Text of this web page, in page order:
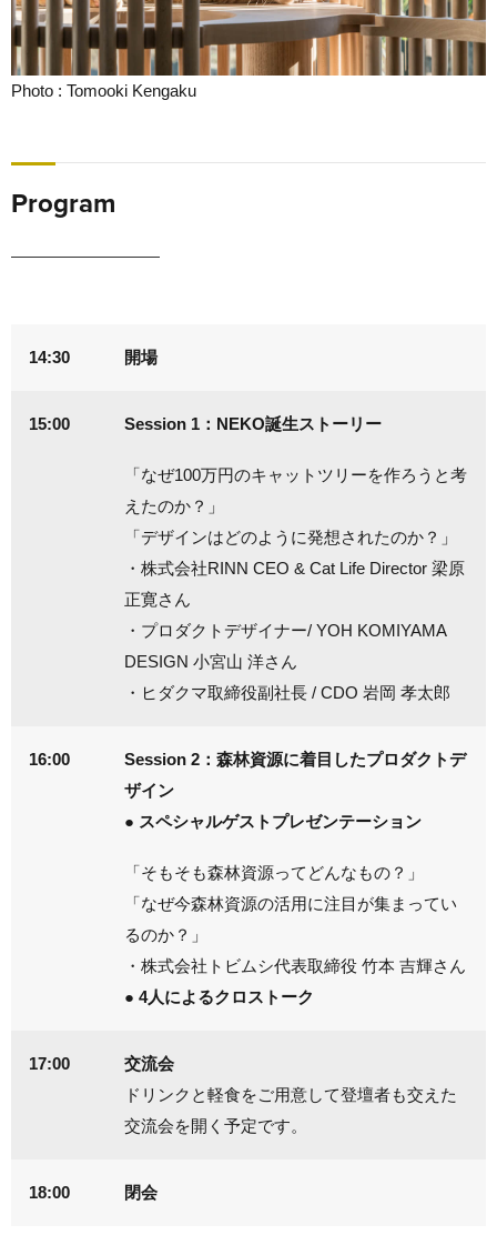
Photo : Tomooki Kengaku
Program
14:30 開場
15:00 Session 1：NEKO誕生ストーリー
「なぜ100万円のキャットツリーを作ろうと考
えたのか？」
「デザインはどのように発想されたのか？」
・株式会社RINN CEO & Cat Life Director 梁原
正寛さん
・プロダクトデザイナー/ YOH KOMIYAMA
DESIGN 小宮山 洋さん
・ヒダクマ取締役副社長 / CDO 岩岡 孝太郎
16:00
Session 2：森林資源に着目したプロダクトデ
ザイン
● スペシャルゲストプレゼンテーション
「そもそも森林資源ってどんなもの？」
「なぜ今森林資源の活用に注目が集まってい
るのか？」
・株式会社トビムシ代表取締役 竹本 吉輝さん
● 4人によるクロストーク
17:00
交流会
ドリンクと軽食をご用意して登壇者も交えた
交流会を開く予定です。
18:00 閉会